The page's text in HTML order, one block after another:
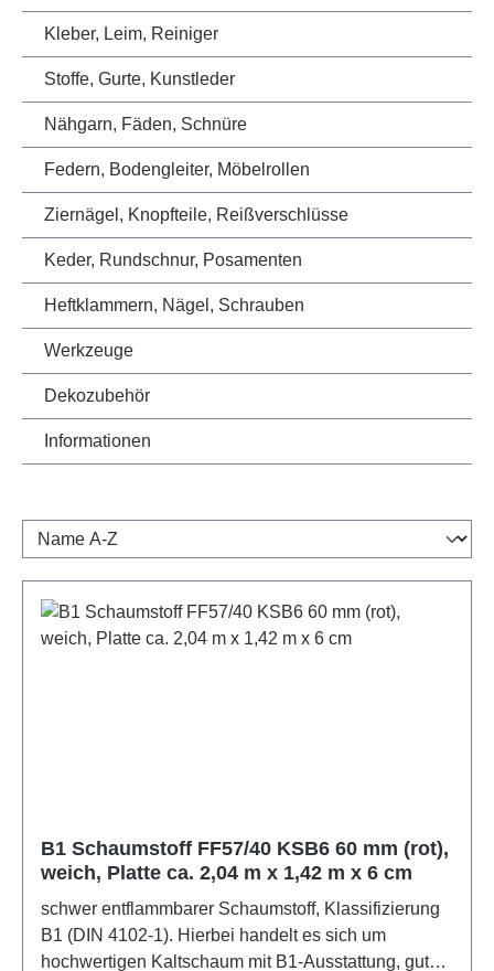
Kleber, Leim, Reiniger
Stoffe, Gurte, Kunstleder
Nähgarn, Fäden, Schnüre
Federn, Bodengleiter, Möbelrollen
Ziernägel, Knopfteile, Reißverschlüsse
Keder, Rundschnur, Posamenten
Heftklammern, Nägel, Schrauben
Werkzeuge
Dekozubehör
Informationen
B1 Schaumstoff FF57/40 KSB6 60 mm (rot),
weich, Platte ca. 2,04 m x 1,42 m x 6 cm
schwer entflammbarer Schaumstoff, Klassifizierung
B1 (DIN 4102-1). Hierbei handelt es sich um
hochwertigen Kaltschaum mit B1-Ausstattung, gut